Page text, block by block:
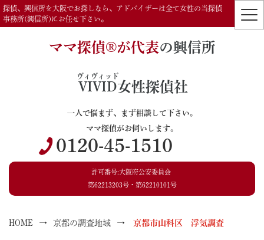
探偵、興信所を大阪でお探しなら、アドバイザーは全て女性の当探偵
事務所(興信所)にお任せ下さい。
ママ探偵®️が代表の興信所
VIVID
ヴィヴィッド
女性探偵社
一人で悩まず、まず相談して下さい。
ママ探偵がお伺いします。
0120-45-1510
許可番号:大阪府公安委員会
第62213203号・第62210101号
HOME 京都の調査地域 京都市山科区 浮気調査